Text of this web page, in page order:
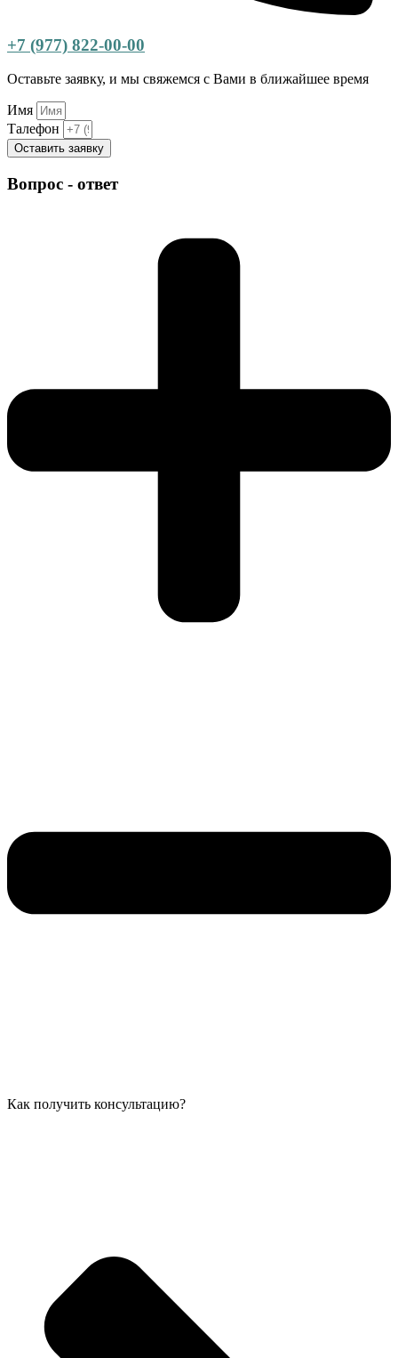
+7 (977) 822-00-00
Оставьте заявку, и мы свяжемся с Вами в ближайшее время
Имя
Талефон
Оставить заявку
Вопрос - ответ
Как получить консультацию?